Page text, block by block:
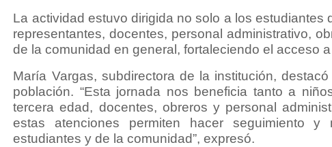
La actividad estuvo dirigida no solo a los estudiantes
representantes, docentes, personal administrativo,
de la comunidad en general, fortaleciendo el acceso
María Vargas, subdirectora de la institución,
población. “Esta jornada nos beneficia tanto a
tercera edad, docentes, obreros y personal
estas atenciones permiten hacer seguimiento y
estudiantes y de la comunidad”, expresó.